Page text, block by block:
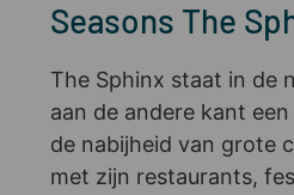
Seasons The
The Sphinx staat in de
aan de andere kant
de nabijheid van grote
met zijn restaurants,